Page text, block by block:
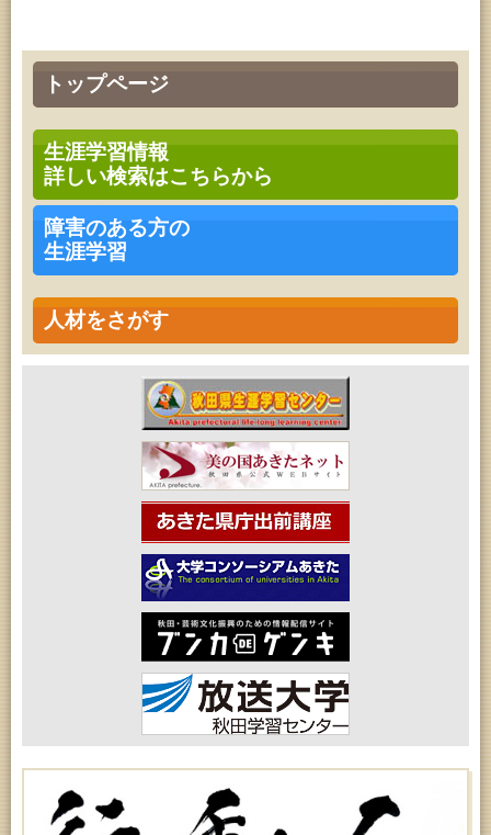
トップページ
生涯学習情報
詳しい検索はこちらから
障害のある方の
生涯学習
人材をさがす